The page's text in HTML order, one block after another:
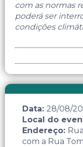
com as normas
poderá ser
condições
Data: 28/08/
Local do
Endereço:
com a Rua